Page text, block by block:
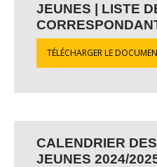
JEUNES | LISTE
TÉLÉCHARGER LE
CALENDRIER
JEUNES 2024/